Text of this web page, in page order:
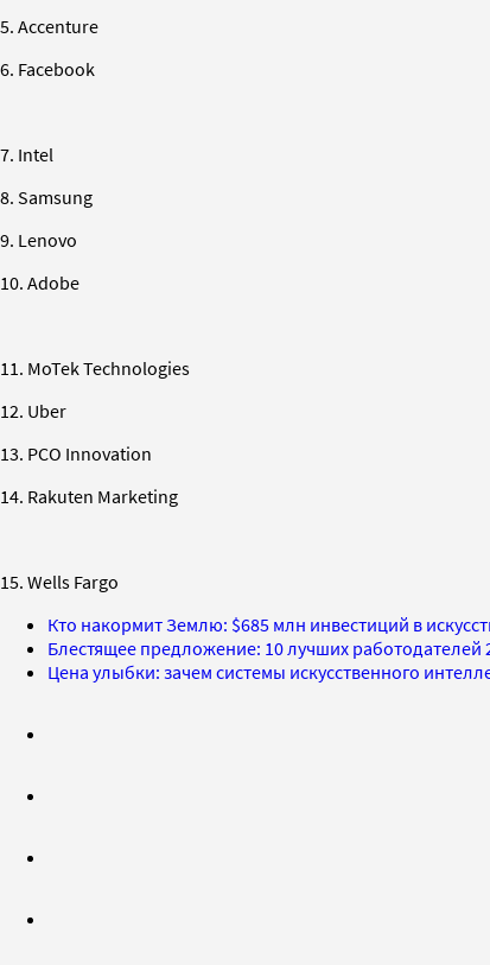
5. Accenture
6. Facebook
7. Intel
8. Samsung
9. Lenovo
10. Adobe
11. MoTek Technologies
12. Uber
13. PCO Innovation
14. Rakuten Marketing
15. Wells Fargo
Кто накормит Землю: $685 млн инвестиций в
Блестящее предложение: 10 лучших работодателей
Цена улыбки: зачем системы искусственного